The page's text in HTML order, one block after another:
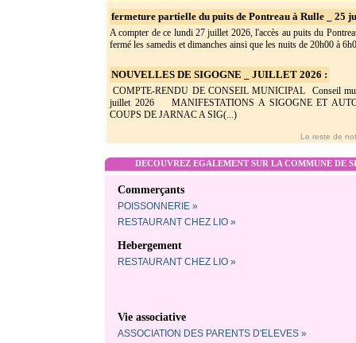
fermeture partielle du puits de Pontreau à Rulle _ 25
A compter de ce lundi 27 juillet 2026, l'accès au puits du
fermé les samedis et dimanches ainsi que les nuits de 20h00 à
NOUVELLES DE SIGOGNE _ JUILLET 2026 :
COMPTE-RENDU DE CONSEIL MUNICIPAL Conseil
juillet 2026 MANIFESTATIONS A SIGOGNE ET
COUPS DE JARNAC A SIG(...)
Le reste de
DECOUVREZ EGALEMENT SUR LA COMMUNE DE
Commerçants
POISSONNERIE »
RESTAURANT CHEZ LIO »
Hebergement
RESTAURANT CHEZ LIO »
Vie associative
ASSOCIATION DES PARENTS D'ELEVES »